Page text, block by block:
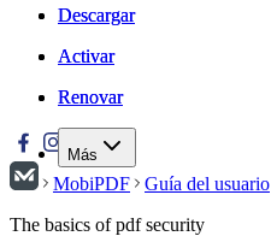
Descargar
Activar
Renovar
Más
Descargar
Activar
Renovar
MobiPDF
Guía del usuario
The basics of pdf security